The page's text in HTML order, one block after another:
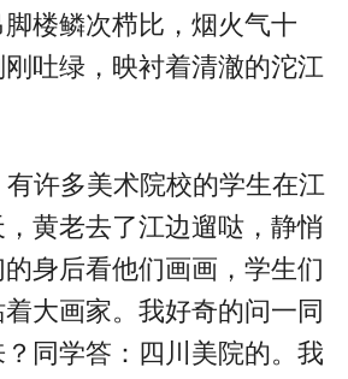
楼鳞次栉比，烟火气十
吐绿，映衬着清澈的沱江
许多美术院校的学生在江
黄老去了江边遛哒，静悄
身后看他们画画，学生们
大画家。我好奇的问一同
同学答：四川美院的。我